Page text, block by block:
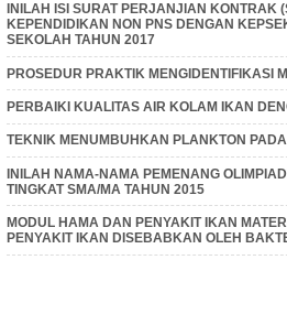
INILAH ISI SURAT PERJANJIAN KONTRAK
KEPENDIDIKAN NON PNS DENGAN
SEKOLAH TAHUN 2017
PROSEDUR PRAKTIK MENGIDENTIFIKASI
PERBAIKI KUALITAS AIR KOLAM IKAN
TEKNIK MENUMBUHKAN PLANKTON
INILAH NAMA-NAMA PEMENANG
TINGKAT SMA/MA TAHUN 2015
MODUL HAMA DAN PENYAKIT IKAN
PENYAKIT IKAN DISEBABKAN OLEH